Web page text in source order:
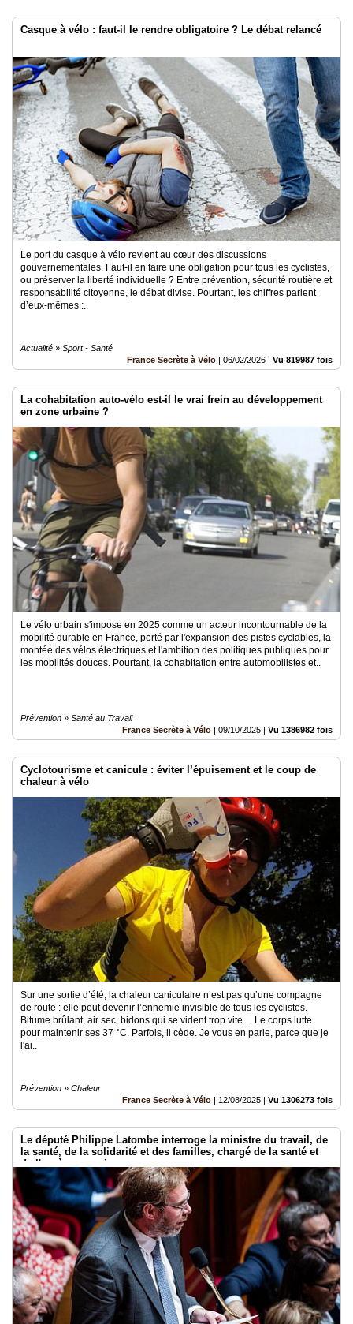
Casque à vélo : faut-il le rendre obligatoire ? Le débat relancé
Le port du casque à vélo revient au cœur des discussions
gouvernementales. Faut-il en faire une obligation pour tous les cyclistes,
ou préserver la liberté individuelle ? Entre prévention, sécurité routière et
responsabilité citoyenne, le débat divise. Pourtant, les chiffres parlent
d’eux-mêmes :..
Actualité » Sport - Santé
France Secrète à Vélo | 06/02/2026 | Vu 819987 fois
La cohabitation auto-vélo est-il le vrai frein au développement
en zone urbaine ?
Le vélo urbain s'impose en 2025 comme un acteur incontournable de la
mobilité durable en France, porté par l'expansion des pistes cyclables, la
montée des vélos électriques et l'ambition des politiques publiques pour
les mobilités douces. Pourtant, la cohabitation entre automobilistes et..
Prévention » Santé au Travail
France Secrète à Vélo | 09/10/2025 | Vu 1386982 fois
Cyclotourisme et canicule : éviter l’épuisement et le coup de
chaleur à vélo
Sur une sortie d’été, la chaleur caniculaire n’est pas qu’une compagne
de route : elle peut devenir l’ennemie invisible de tous les cyclistes.
Bitume brûlant, air sec, bidons qui se vident trop vite… Le corps lutte
pour maintenir ses 37 °C. Parfois, il cède. Je vous en parle, parce que je
l'ai..
Prévention » Chaleur
France Secrète à Vélo | 12/08/2025 | Vu 1306273 fois
Le député Philippe Latombe interroge la ministre du travail, de
la santé, de la solidarité et des familles, chargé de la santé et
de l'accès aux soins -